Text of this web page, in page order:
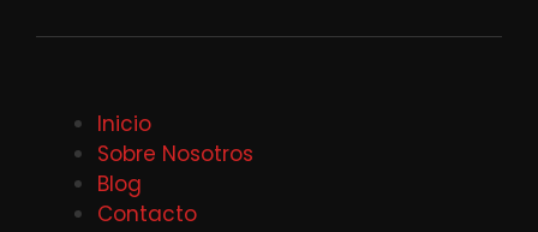
Inicio
Sobre Nosotros
Blog
Contacto